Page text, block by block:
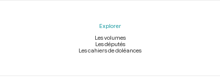
Explorer
Les volumes
Les députés
Les cahiers de doléances